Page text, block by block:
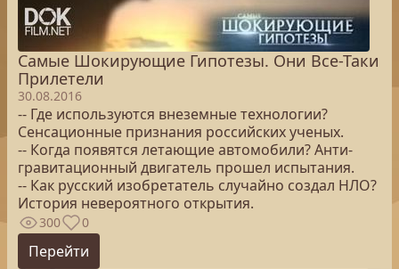
Самые Шокирующие Гипотезы. Они Все-Таки
Прилетели
30.08.2016
-- Где используются внеземные технологии?
Сенсационные признания российских ученых.
-- Когда появятся летающие автомобили? Анти-
гравитационный двигатель прошел испытания.
-- Как русский изобретатель случайно создал НЛО?
История невероятного открытия.
300 0
Перейти